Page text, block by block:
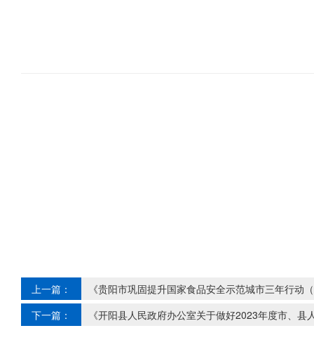
上一篇：
《贵阳市巩固提升国家食品安全示范城市三年行
下一篇：
《开阳县人民政府办公室关于做好2023年度市、